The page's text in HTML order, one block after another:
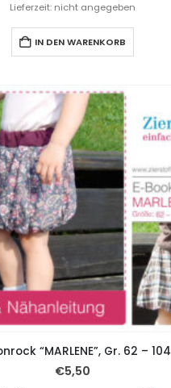
Lieferzeit: nicht angegeben
IN DEN WARENKORB
“MARLENE”, Gr. 62 – 104
€5,50